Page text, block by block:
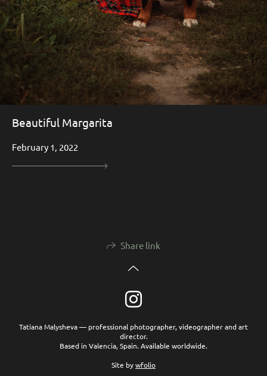
Beautiful Margarita
February 1, 2022
Share link
Tatiana Malysheva — professional photographer, videographer and art
director.
Based in Valencia, Spain. Available worldwide.
Site bywfolio